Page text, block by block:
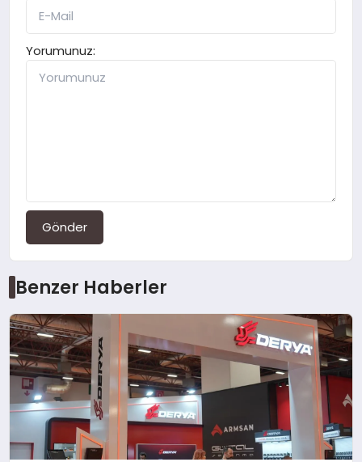
Yorumunuz:
Gönder
Benzer Haberler